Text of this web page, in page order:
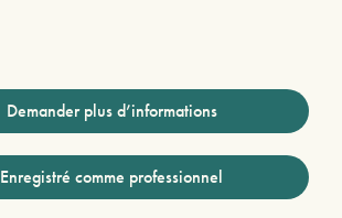
Demander plus d’informations
Enregistré comme professionnel